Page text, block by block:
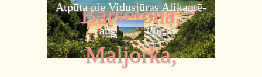
Barselona,
Maljorka,
Atpūta pie Vidusjūras Alikantē-
aug.,sept. 26.